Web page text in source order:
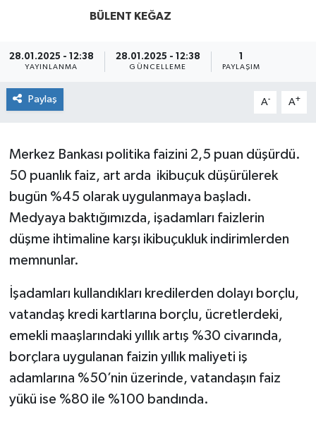
BÜLENT KEĞAZ
28.01.2025 - 12:38
YAYINLANMA
28.01.2025 - 12:38
GÜNCELLEME
1
PAYLAŞIM
Paylaş A- A+
Merkez Bankası politika faizini 2,5 puan düşürdü.
50 puanlık faiz, art arda ikibuçuk düşürülerek
bugün %45 olarak uygulanmaya başladı.
Medyaya baktığımızda, işadamları faizlerin
düşme ihtimaline karşı ikibuçukluk indirimlerden
memnunlar.
İşadamları kullandıkları kredilerden dolayı borçlu,
vatandaş kredi kartlarına borçlu, ücretlerdeki,
emekli maaşlarındaki yıllık artış %30 civarında,
borçlara uygulanan faizin yıllık maliyeti iş
adamlarına %50’nin üzerinde, vatandaşın faiz
yükü ise %80 ile %100 bandında.
ULUSAL
İLÇELERİMİZ